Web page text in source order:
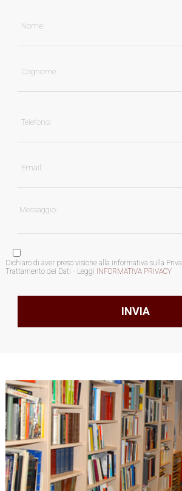
Dichiaro di aver preso visione alla informativa sulla
Trattamento dei Dati - Leggi INFORMATIVA PRIVACY